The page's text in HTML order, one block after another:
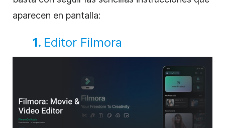
aparecen en pantalla:
1. Editor Filmora